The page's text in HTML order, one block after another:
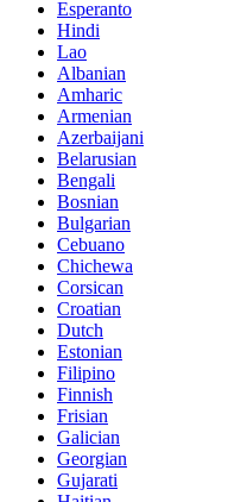
Esperanto
Hindi
Lao
Albanian
Amharic
Armenian
Azerbaijani
Belarusian
Bengali
Bosnian
Bulgarian
Cebuano
Chichewa
Corsican
Croatian
Dutch
Estonian
Filipino
Finnish
Frisian
Galician
Georgian
Gujarati